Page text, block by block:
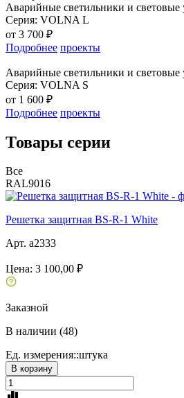
Аварийные светильники и световые
Серия: VOLNA L
от 3 700 ₽
Подробнее проекты
Аварийные светильники и световые
Серия: VOLNA S
от 1 600 ₽
Подробнее проекты
Товары серии
Все
RAL9016
Решетка защитная BS-R-1 White
Арт. a2333
Цена: 3 100,00 ₽
Заказной
В наличии (48)
Ед. измерения::штука
В корзину